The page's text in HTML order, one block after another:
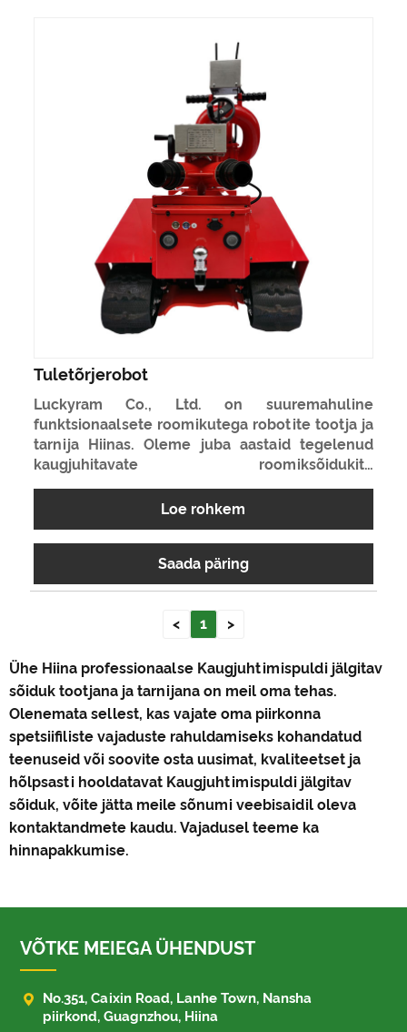
Tuletõrjerobot
Luckyram Co., Ltd. on suuremahuline
funktsionaalsete roomikutega robotite tootja ja
tarnija Hiinas. Oleme juba aastaid tegelenud
kaugjuhitavate roomiksõidukite
Tuletõrjerobot on üks meie paljudest
teie pikaajaliseks partneriks Hiinas.
Loe rohkem
Saada päring
< 1 >
Ühe Hiina professionaalse Kaugjuhtimispuldi jälgitav
sõiduk tootjana ja tarnijana on meil oma tehas.
Olenemata sellest, kas vajate oma piirkonna
spetsiifiliste vajaduste rahuldamiseks kohandatud
teenuseid või soovite osta uusimat, kvaliteetset ja
hõlpsasti hooldatavat Kaugjuhtimispuldi jälgitav
sõiduk, võite jätta meile sõnumi veebisaidil oleva
kontaktandmete kaudu. Vajadusel teeme ka
hinnapakkumise.
VÕTKE MEIEGA ÜHENDUST

No.351, Caixin Road, Lanhe Town, Nansha
piirkond, Guagnzhou, Hiina